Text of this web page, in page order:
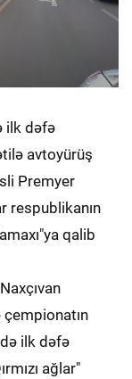
ilk dəfə
avtoyürüş
Premyer
respublikanın
qalib
ilk dəfə
ağlar"